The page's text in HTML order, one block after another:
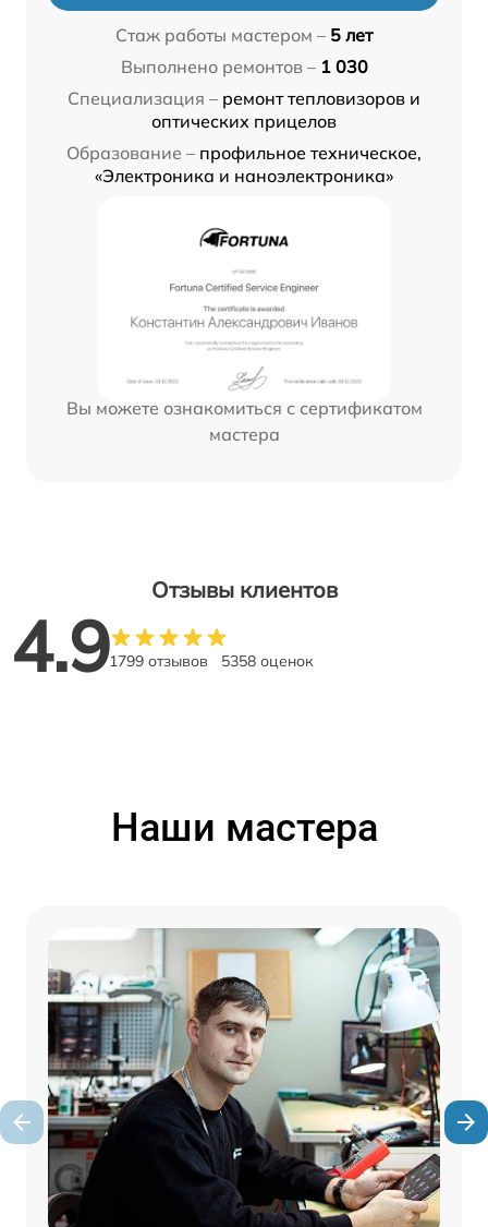
Стаж работы мастером – 5 лет
Выполнено ремонтов – 1 030
Специализация – ремонт тепловизоров и
оптических прицелов
Образование – профильное техническое,
«Электроника и наноэлектроника»
Вы можете ознакомиться с сертификатом
мастера
Отзывы клиентов
4.91799 отзывов 5358 оценок
Наши мастера